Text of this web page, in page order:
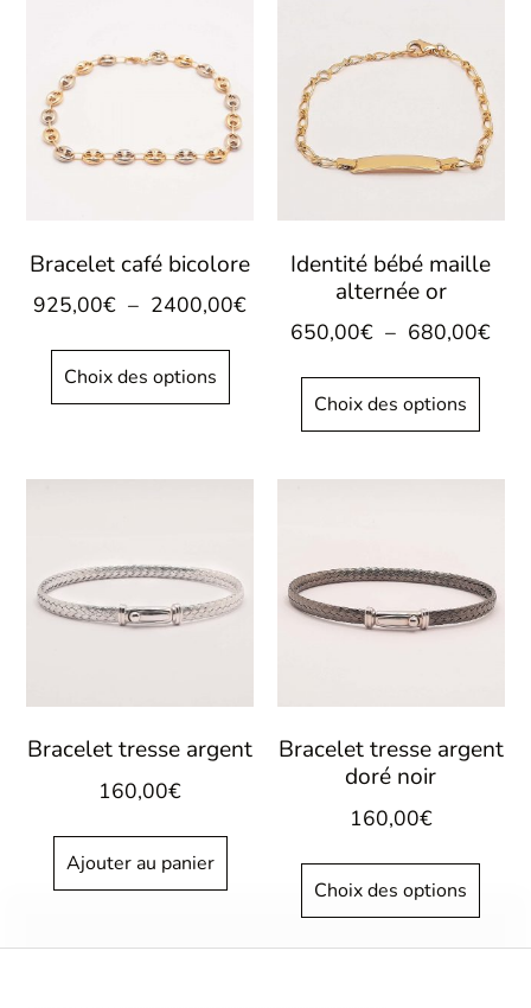
Bracelet café bicolore
925,00€ – 2400,00€
Choix des options
Identité bébé maille
alternée or
650,00€ – 680,00€
Choix des options
Bracelet tresse argent
160,00€
Ajouter au panier
Bracelet tresse argent
doré noir
160,00€
Choix des options